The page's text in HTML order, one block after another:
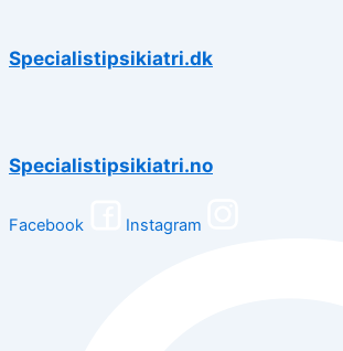
Specialistipsikiatri.dk
Specialistipsikiatri.no
Facebook Instagram